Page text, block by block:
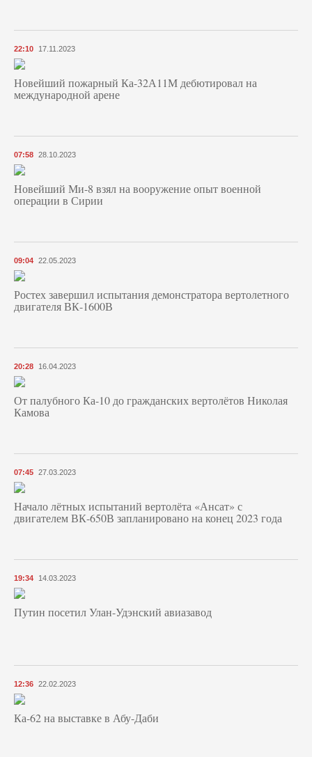
22:10 17.11.2023
Новейший пожарный Ка-32А11М дебютировал на
международной арене
07:58 28.10.2023
Новейший Ми-8 взял на вооружение опыт военной
операции в Сирии
09:04 22.05.2023
Ростех завершил испытания демонстратора вертолетного
двигателя ВК-1600В
20:28 16.04.2023
От палубного Ка-10 до гражданских вертолётов Николая
Камова
07:45 27.03.2023
Начало лётных испытаний вертолёта «Ансат» с
двигателем ВК-650В запланировано на конец 2023 года
19:34 14.03.2023
Путин посетил Улан-Удэнский авиазавод
12:36 22.02.2023
Ка-62 на выставке в Абу-Даби